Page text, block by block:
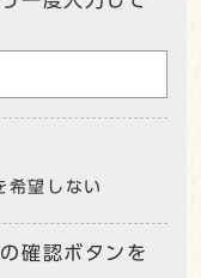
希望しない
確認ボタンを